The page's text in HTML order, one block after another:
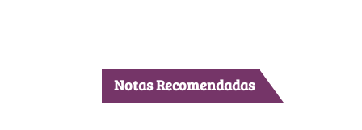
Notas Recomendadas